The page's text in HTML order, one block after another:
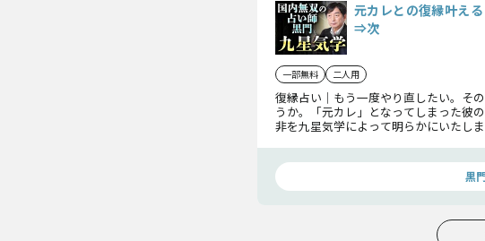
元カレとの復縁叶え
⇒次
一部無料 二人用
復縁占い｜もう一度やり直したい。そ
うか。「元カレ」となってしまった彼
非を九星気学によって明らかにいたしま
黒